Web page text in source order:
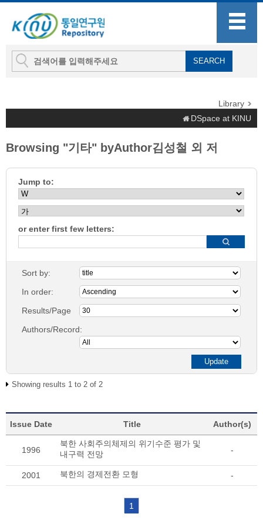
Library
DSpace at KINU
Browsing "기타" byAuthor김성철 외 저
Jump to:
or enter first few letters:
Sort by:
In order:
Results/Page
Authors/Record:
Showing results 1 to 2 of 2
Issue Date Title Author(s)
1996
북한 사회주의체제의 위기수준 평가 및
내구력 전망
-
2001 북한의 경제전환 모형 -
1